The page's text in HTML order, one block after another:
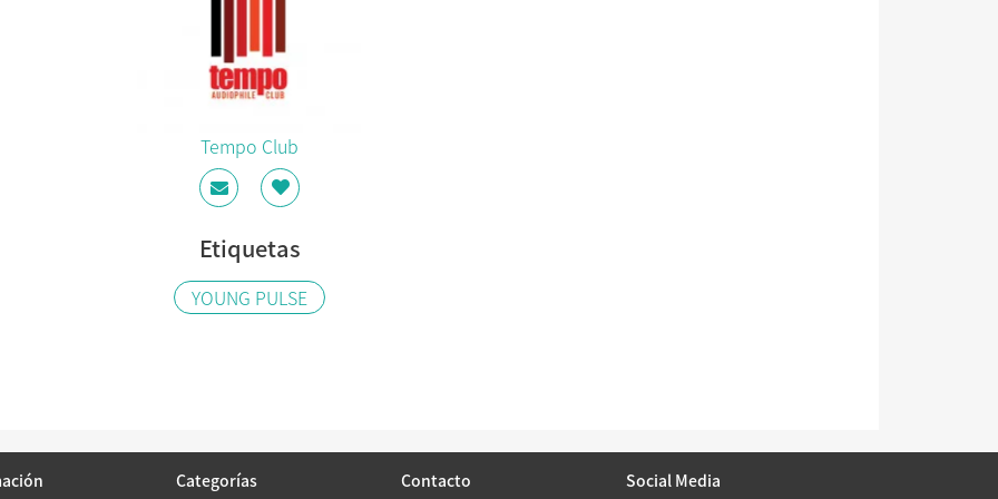
Tempo Club
Etiquetas
YOUNG PULSE
Categorías Contacto Social Media